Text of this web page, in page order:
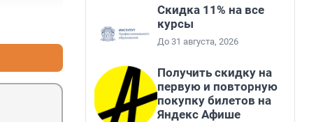
Скидка 11% на все
курсы
До 31 августа, 2026
Получить скидку на
первую и повторную
покупку билетов на
Яндекс Афише